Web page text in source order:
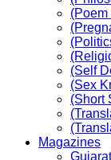
(Poem
(Self
(Sex
(Short
Magazines